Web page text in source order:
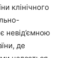
клінічного
є невід’ємною
де